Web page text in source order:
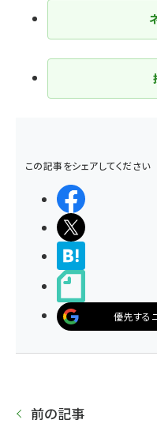
この記事をシェアしてください
優先する
前の記事